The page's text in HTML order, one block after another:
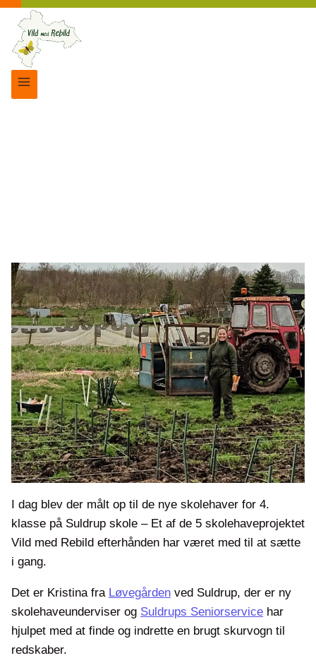
I dag blev der målt op til de nye skolehaver for 4.
klasse på Suldrup skole – Et af de 5 skolehaveprojektet
Vild med Rebild efterhånden har været med til at sætte
i gang.
Det er Kristina fra Løvegården ved Suldrup, der er ny
skolehaveunderviser og Suldrups Seniorservice har
hjulpet med at finde og indrette en brugt skurvogn til
redskaber.